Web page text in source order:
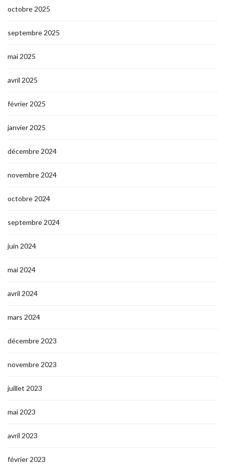
octobre 2025
septembre 2025
mai 2025
avril 2025
février 2025
janvier 2025
décembre 2024
novembre 2024
octobre 2024
septembre 2024
juin 2024
mai 2024
avril 2024
mars 2024
décembre 2023
novembre 2023
juillet 2023
mai 2023
avril 2023
février 2023